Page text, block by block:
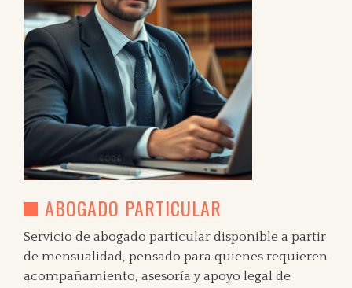
ABOGADO PARTICULAR
Servicio de abogado particular disponible a partir
de mensualidad, pensado para quienes requieren
acompañamiento, asesoría y apoyo legal de